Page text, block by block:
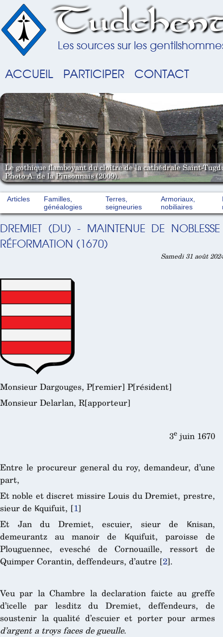
Les sources sur les
ACCUEIL PARTICIPER CONTACT
Le gothique flamboyant du cloître de la cathédrale Saint-
Photo A. de la Pinsonnais (2009).
Articles
Familles,
généalogies
Terres,
seigneuries
Armoriaux,
nobiliaires
DREMIET (DU) - MAINTENUE DE
RÉFORMATION (1670)
Samedi 31 août
Monsieur Dargouges, P[remier] P[résident]
Monsieur Delarlan, R[apporteur]
3ejuin 1670
Entre le procureur general du roy, demandeur, d’une
part,
Et noble et discret missire Louis du Dremiet, prestre,
sieur de Ꝃquifuit, [1]
Et Jan du Dremiet, escuier, sieur de Ꝃnisan,
demeurantz au manoir de Ꝃquifuit, paroisse de
Plouguennec, evesché de Cornouaille, ressort de
Quimper Corantin, deffendeurs, d’autre [2].
Veu par la Chambre la declaration faicte au greffe
d’icelle par lesditz du Dremiet, deffendeurs, de
soustenir la qualité d’escuier et porter pour armes
d’argent a troys faces de gueulle.